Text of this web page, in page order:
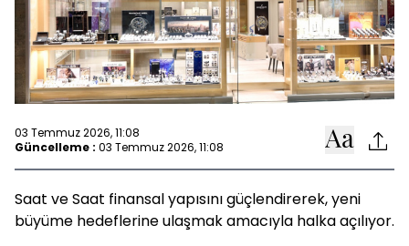
03 Temmuz 2026, 11:08
Güncelleme : 03 Temmuz 2026, 11:08
Saat ve Saat finansal yapısını güçlendirerek, yeni
büyüme hedeflerine ulaşmak amacıyla halka açılıyor.